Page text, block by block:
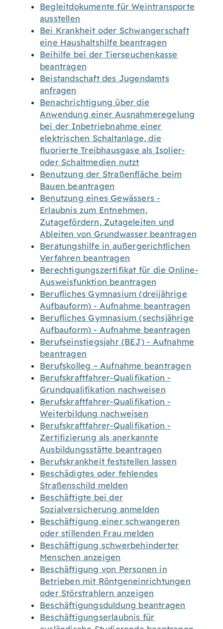
Begleitdokumente für Weintransporte
ausstellen
Bei Krankheit oder Schwangerschaft
eine Haushaltshilfe beantragen
Beihilfe bei der Tierseuchenkasse
beantragen
Beistandschaft des Jugendamts
anfragen
Benachrichtigung über die
Anwendung einer Ausnahmeregelung
bei der Inbetriebnahme einer
elektrischen Schaltanlage, die
fluorierte Treibhausgase als Isolier-
oder Schaltmedien nutzt
Benutzung der Straßenfläche beim
Bauen beantragen
Benutzung eines Gewässers -
Erlaubnis zum Entnehmen,
Zutagefördern, Zutageleiten und
Ableiten von Grundwasser beantragen
Beratungshilfe in außergerichtlichen
Verfahren beantragen
Berechtigungszertifikat für die Online-
Ausweisfunktion beantragen
Berufliches Gymnasium (dreijährige
Aufbauform) - Aufnahme beantragen
Berufliches Gymnasium (sechsjährige
Aufbauform) - Aufnahme beantragen
Berufseinstiegsjahr (BEJ) - Aufnahme
beantragen
Berufskolleg – Aufnahme beantragen
Berufskraftfahrer-Qualifikation -
Grundqualifikation nachweisen
Berufskraftfahrer-Qualifikation -
Weiterbildung nachweisen
Berufskraftfahrer-Qualifikation -
Zertifizierung als anerkannte
Ausbildungsstätte beantragen
Berufskrankheit feststellen lassen
Beschädigtes oder fehlendes
Straßenschild melden
Beschäftigte bei der
Sozialversicherung anmelden
Beschäftigung einer schwangeren
oder stillenden Frau melden
Beschäftigung schwerbehinderter
Menschen anzeigen
Beschäftigung von Personen in
Betrieben mit Röntgeneinrichtungen
oder Störstrahlern anzeigen
Beschäftigungsduldung beantragen
Beschäftigungserlaubnis für